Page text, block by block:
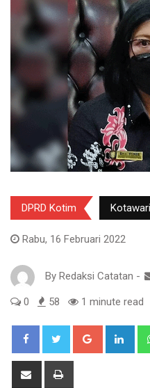
DPRD Kotim
Rabu, 16 Februari 2022
By Redaksi Catatan -
0 58 1 minute read
Google+
Share